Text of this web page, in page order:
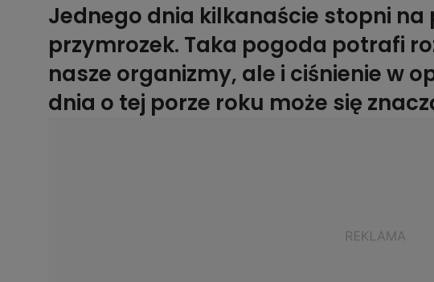
Jednego dnia kilkanaście stopni na
przymrozek. Taka pogoda potrafi
nasze organizmy, ale i ciśnienie w
dnia o tej porze roku może się